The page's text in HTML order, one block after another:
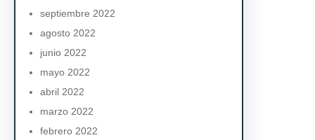
septiembre 2022
agosto 2022
junio 2022
mayo 2022
abril 2022
marzo 2022
febrero 2022